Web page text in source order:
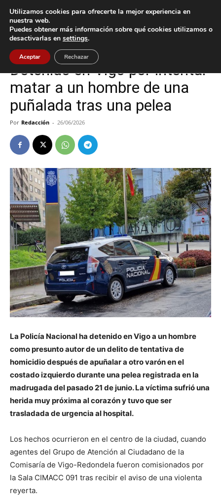
Inicio Sucesos
Sucesos Vigo
Detenido en Vigo por intentar
matar a un hombre de una
puñalada tras una pelea
Por Redacción - 26/06/2026
La Policía Nacional ha detenido en Vigo a un hombre
como presunto autor de un delito de tentativa de
homicidio después de apuñalar a otro varón en el
costado izquierdo durante una pelea registrada en la
madrugada del pasado 21 de junio. La víctima sufrió una
herida muy próxima al corazón y tuvo que ser
trasladada de urgencia al hospital.
Los hechos ocurrieron en el centro de la ciudad, cuando
agentes del Grupo de Atención al Ciudadano de la
Comisaría de Vigo-Redondela fueron comisionados por
la Sala CIMACC 091 tras recibir el aviso de una violenta
reyerta.
Utilizamos cookies para ofrecerte la mejor experiencia en
nuestra web.
Puedes obtener más información sobre qué cookies utilizamos o
desactivarlas en settings.
Aceptar Rechazar